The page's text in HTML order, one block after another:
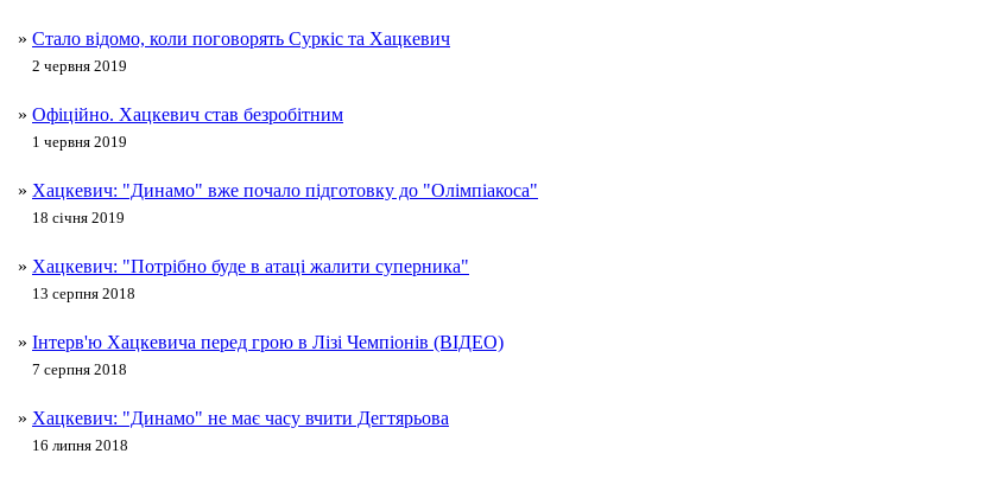
» Стало відомо, коли поговорять Суркіс та Хацкевич
2 червня 2019
» Офіційно. Хацкевич став безробітним
1 червня 2019
» Хацкевич: "Динамо" вже почало підготовку до "Олімпіакоса"
18 січня 2019
» Хацкевич: "Потрібно буде в атаці жалити суперника"
13 серпня 2018
» Інтерв'ю Хацкевича перед грою в Лізі Чемпіонів (ВІДЕО)
7 серпня 2018
» Хацкевич: "Динамо" не має часу вчити Дегтярьова
16 липня 2018